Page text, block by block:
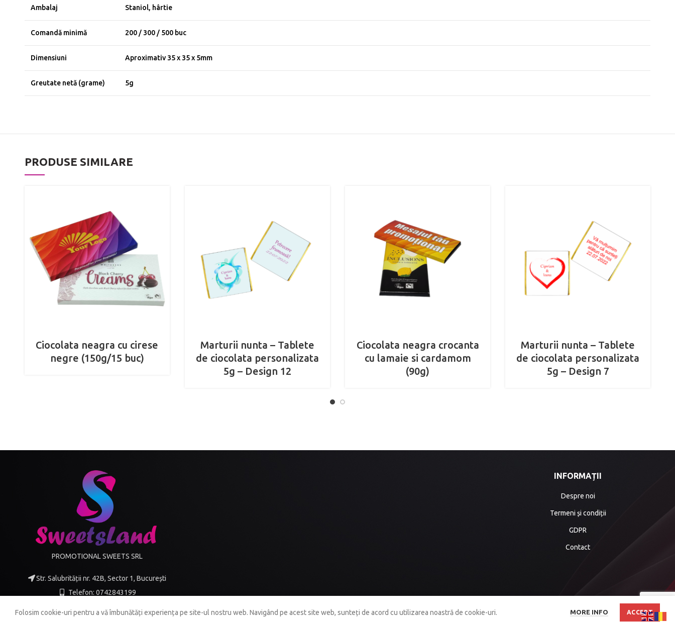
Ambalaj Staniol, hârtie
Comandă minimă 200 / 300 / 500 buc
Dimensiuni Aproximativ 35 x 35 x 5mm
Greutate netă (grame) 5g
PRODUSE SIMILARE
Ciocolata neagra cu cirese
negre (150g/15 buc)
Marturii nunta – Tablete
de ciocolata personalizata
5g – Design 12
Ciocolata neagra crocanta
cu lamaie si cardamom
(90g)
Marturii nunta – Tablete
de ciocolata personalizata
5g – Design 7
PROMOTIONAL SWEETS SRL
Str. Salubrității nr. 42B, Sector 1, București
Telefon: 0742843199
INFORMAȚII
Despre noi
Termeni și condiții
GDPR
Contact
Folosim cookie-uri pentru a vă îmbunătăți experiența pe site-ul nostru web. Navigând pe acest site web, sunteți de acord cu utilizarea noastră de cookie-uri. MORE INFO ACCEPT